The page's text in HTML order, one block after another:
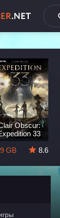
Obscur:
33
GB
8.6